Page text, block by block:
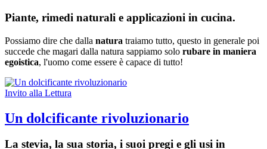
Piante, rimedi naturali e applicazioni in cucina.
Possiamo dire che dalla natura traiamo tutto, questo in generale poi
succede che magari dalla natura sappiamo solo rubare in maniera
egoistica, l'uomo come essere è capace di tutto!
Invito alla Lettura
Un dolcificante rivoluzionario
La stevia, la sua storia, i suoi pregi e gli usi in